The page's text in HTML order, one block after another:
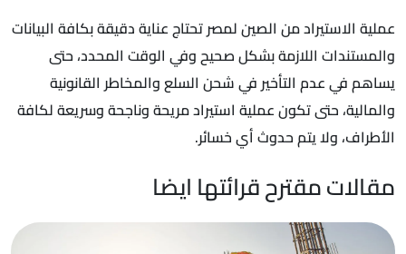
عملية الاستيراد من الصين لمصر تحتاج عناية دقيقة بكافة البيانات
والمستندات اللازمة بشكل صحيح وفي الوقت المحدد، حتى
يساهم في عدم التأخير في شحن السلع والمخاطر القانونية
والمالية، حتى تكون عملية استيراد مريحة وناجحة وسريعة لكافة
الأطراف، ولا يتم حدوث أي خسائر.
مقالات مقترح قرائتها ايضا